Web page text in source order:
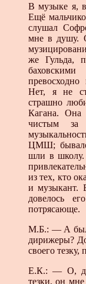
В музыке я,
Ещё
слушал
мне в душу.
же Гульда,
Нет, я не
страшно
Кагана.
чистым
ЦМШ;
шли в школу.
из тех, кто
и музыкант.
довелось
потрясающе.
М.Б.: — А
дирижеры?
своего
Е.К.: — О,
тезки, он